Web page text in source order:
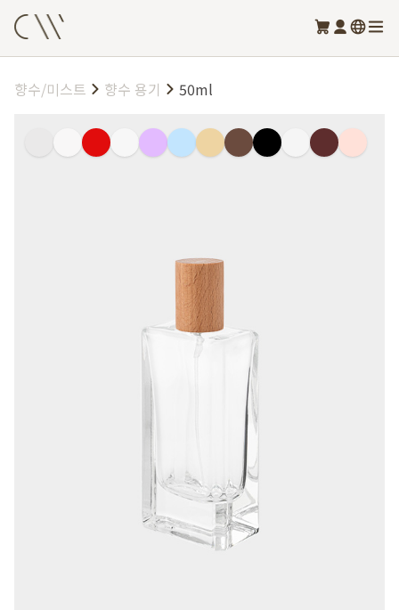
향수/미스트 향수 용기 50ml